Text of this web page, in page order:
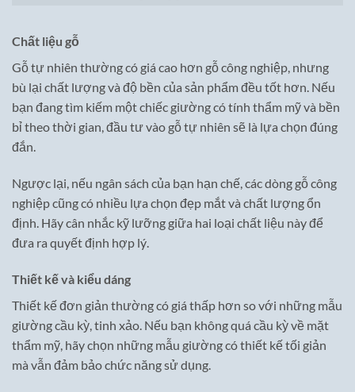
Chất liệu gỗ
Gỗ tự nhiên thường có giá cao hơn gỗ công nghiệp, nhưng
bù lại chất lượng và độ bền của sản phẩm đều tốt hơn. Nếu
bạn đang tìm kiếm một chiếc giường có tính thẩm mỹ và bền
bỉ theo thời gian, đầu tư vào gỗ tự nhiên sẽ là lựa chọn đúng
đắn.
Ngược lại, nếu ngân sách của bạn hạn chế, các dòng gỗ công
nghiệp cũng có nhiều lựa chọn đẹp mắt và chất lượng ổn
định. Hãy cân nhắc kỹ lưỡng giữa hai loại chất liệu này để
đưa ra quyết định hợp lý.
Thiết kế và kiểu dáng
Thiết kế đơn giản thường có giá thấp hơn so với những mẫu
giường cầu kỳ, tinh xảo. Nếu bạn không quá cầu kỳ về mặt
thẩm mỹ, hãy chọn những mẫu giường có thiết kế tối giản
mà vẫn đảm bảo chức năng sử dụng.